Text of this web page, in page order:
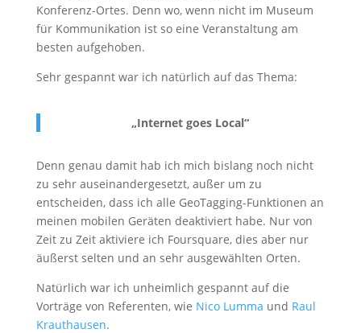
Konferenz-Ortes. Denn wo, wenn nicht im Museum
für Kommunikation ist so eine Veranstaltung am
besten aufgehoben.
Sehr gespannt war ich natürlich auf das Thema:
„Internet goes Local“
Denn genau damit hab ich mich bislang noch nicht
zu sehr auseinandergesetzt, außer um zu
entscheiden, dass ich alle GeoTagging-Funktionen an
meinen mobilen Geräten deaktiviert habe. Nur von
Zeit zu Zeit aktiviere ich Foursquare, dies aber nur
äußerst selten und an sehr ausgewählten Orten.
Natürlich war ich unheimlich gespannt auf die
Vorträge von Referenten, wie Nico Lumma und Raul
Krauthausen.